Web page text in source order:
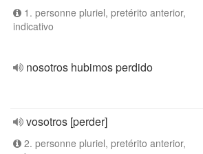
1. personne pluriel, pretérito anterior,
indicativo
nosotros hubimos perdido
vosotros [perder]
2. personne pluriel, pretérito anterior,